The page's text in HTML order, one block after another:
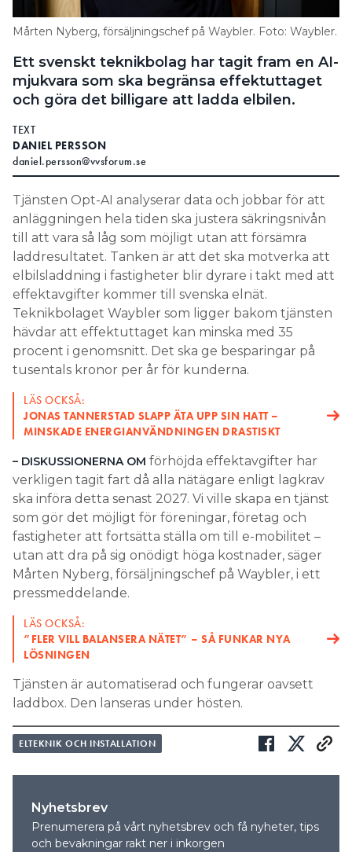
Search for:
SEARCH
Mårten Nyberg, försäljningschef på Waybler. Foto: Waybler.
Ett svenskt teknikbolag har tagit fram en AI-
mjukvara som ska begränsa effektuttaget
och göra det billigare att ladda elbilen.
TEXT
DANIEL PERSSON
daniel.persson@vvsforum.se
Tjänsten Opt-AI analyserar data och jobbar för att
anläggningen hela tiden ska justera säkringsnivån
till att vara så låg som möjligt utan att försämra
laddresultatet. Tanken är att det ska motverka att
elbilsladdning i fastigheter blir dyrare i takt med att
effektavgifter kommer till svenska elnät.
Teknikbolaget Waybler som ligger bakom tjänsten
hävdar att effektuttaget kan minska med 35
procent i genomsnitt. Det ska ge besparingar på
tusentals kronor per år för kunderna.
LÄS OCKSÅ:
JONAS TANNERSTAD SLAPP ÄTA UPP SIN HATT –
MINSKADE ENERGIANVÄNDNINGEN DRASTISKT
– DISKUSSIONERNA OM förhöjda effektavgifter har
verkligen tagit fart då alla nätägare enligt lagkrav
ska införa detta senast 2027. Vi ville skapa en tjänst
som gör det möjligt för föreningar, företag och
fastigheter att fortsätta ställa om till e-mobilitet –
utan att dra på sig onödigt höga kostnader, säger
Mårten Nyberg, försäljningschef på Waybler, i ett
pressmeddelande.
LÄS OCKSÅ:
”FLER VILL BALANSERA NÄTET” – SÅ FUNKAR NYA
LÖSNINGEN
Tjänsten är automatiserad och fungerar oavsett
laddbox. Den lanseras under hösten.
ELTEKNIK OCH INSTALLATION
Nyhetsbrev
Prenumerera på vårt nyhetsbrev och få nyheter, tips
och bevakningar rakt ner i inkorgen